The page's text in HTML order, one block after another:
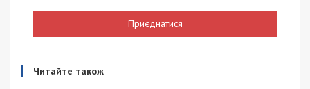
Приєднатися
Читайте також